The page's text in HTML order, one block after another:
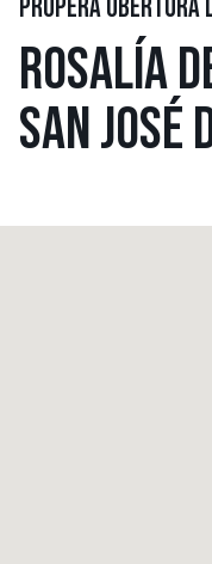
PROPERA OBERTURA
ROSALÍA
SAN JOSÉ